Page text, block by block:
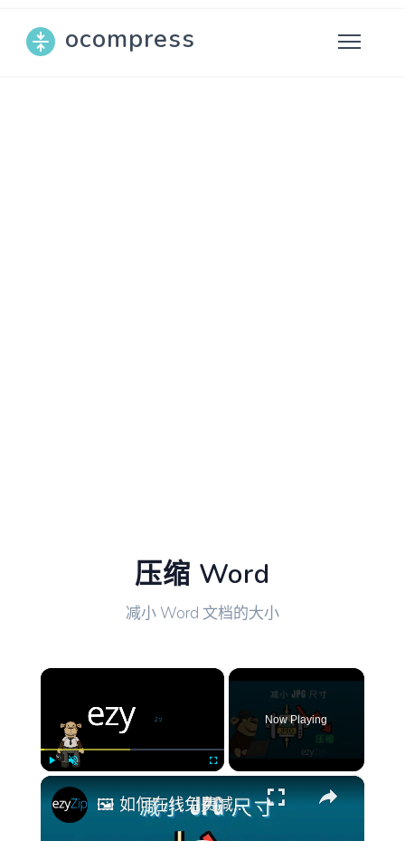
ocompress
压缩 Word
减小 Word 文档的大小
×
Now Playing
×
🖼️ 如何在线免费减少JPEG文件大小 | 无需安装软件